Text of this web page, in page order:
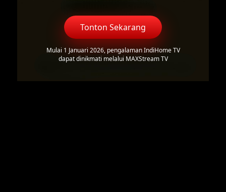
Tonton Sekarang
Mulai 1 Januari 2026, pengalaman IndiHome TV
dapat dinikmati melalui MAXStream TV